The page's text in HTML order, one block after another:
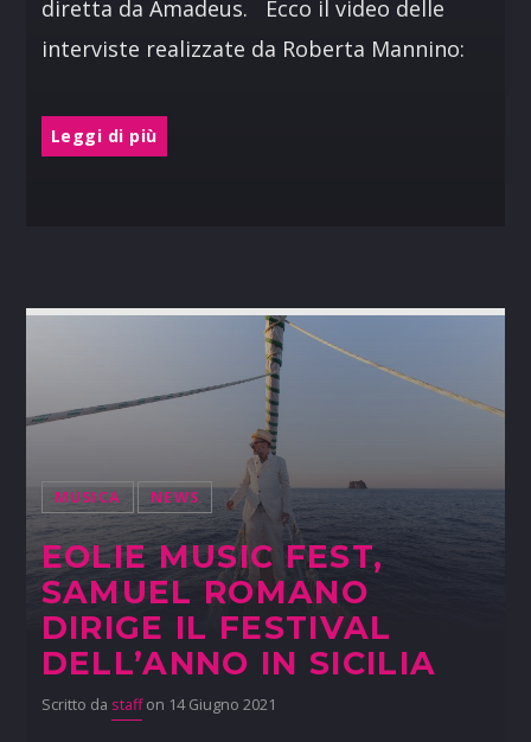
diretta da Amadeus. Ecco il video delle
interviste realizzate da Roberta Mannino:
Leggi di più
MUSICA NEWS
EOLIE MUSIC FEST,
SAMUEL ROMANO
DIRIGE IL FESTIVAL
DELL’ANNO IN SICILIA
Scritto da staffon 14 Giugno 2021